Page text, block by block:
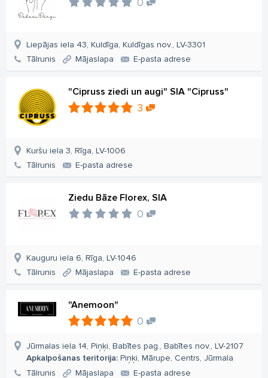
Liepājas iela 43, Kuldīga, Kuldīgas nov., LV-3301
Tālrunis
Mājaslapa E-pasta adrese
"Cipruss ziedi un augi" SIA "Cipruss"
3
Kuršu iela 3, Rīga, LV-1006
Tālrunis
E-pasta adrese
Ziedu Bāze Florex, SIA
0
Kauguru iela 6, Rīga, LV-1046
Tālrunis
Mājaslapa E-pasta adrese
"Anemoon"
0
Jūrmalas iela 14, Piņķi, Babītes pag., Babītes nov., LV-2107
Apkalpošanas teritorija: Piņķi, Mārupe, Centrs, Jūrmala
Tālrunis
Mājaslapa E-pasta adrese